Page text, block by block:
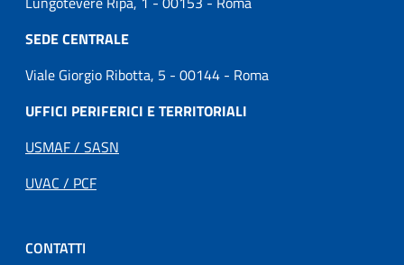
SEDE CENTRALE
Viale Giorgio Ribotta, 5 - 00144 - Roma
UFFICI PERIFERICI E TERRITORIALI
USMAF / SASN
UVAC / PCF
CONTATTI